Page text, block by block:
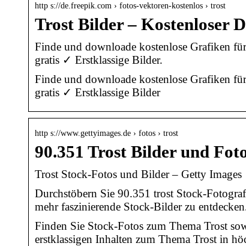
http s://de.freepik.com › fotos-vektoren-kostenlos › trost
Trost Bilder – Kostenloser
Finde und downloade kostenlose Grafiken
gratis ✓ Erstklassige Bilder.
Finde und downloade kostenlose Grafiken
gratis ✓ Erstklassige Bilder
http s://www.gettyimages.de › fotos › trost
90.351 Trost Bilder und
Trost Stock-Fotos und Bilder – Getty Images
Durchstöbern Sie 90.351 trost Stock-
mehr faszinierende Stock-Bilder zu
Finden Sie Stock-Fotos zum Thema Trost
erstklassigen Inhalten zum Thema Trost in